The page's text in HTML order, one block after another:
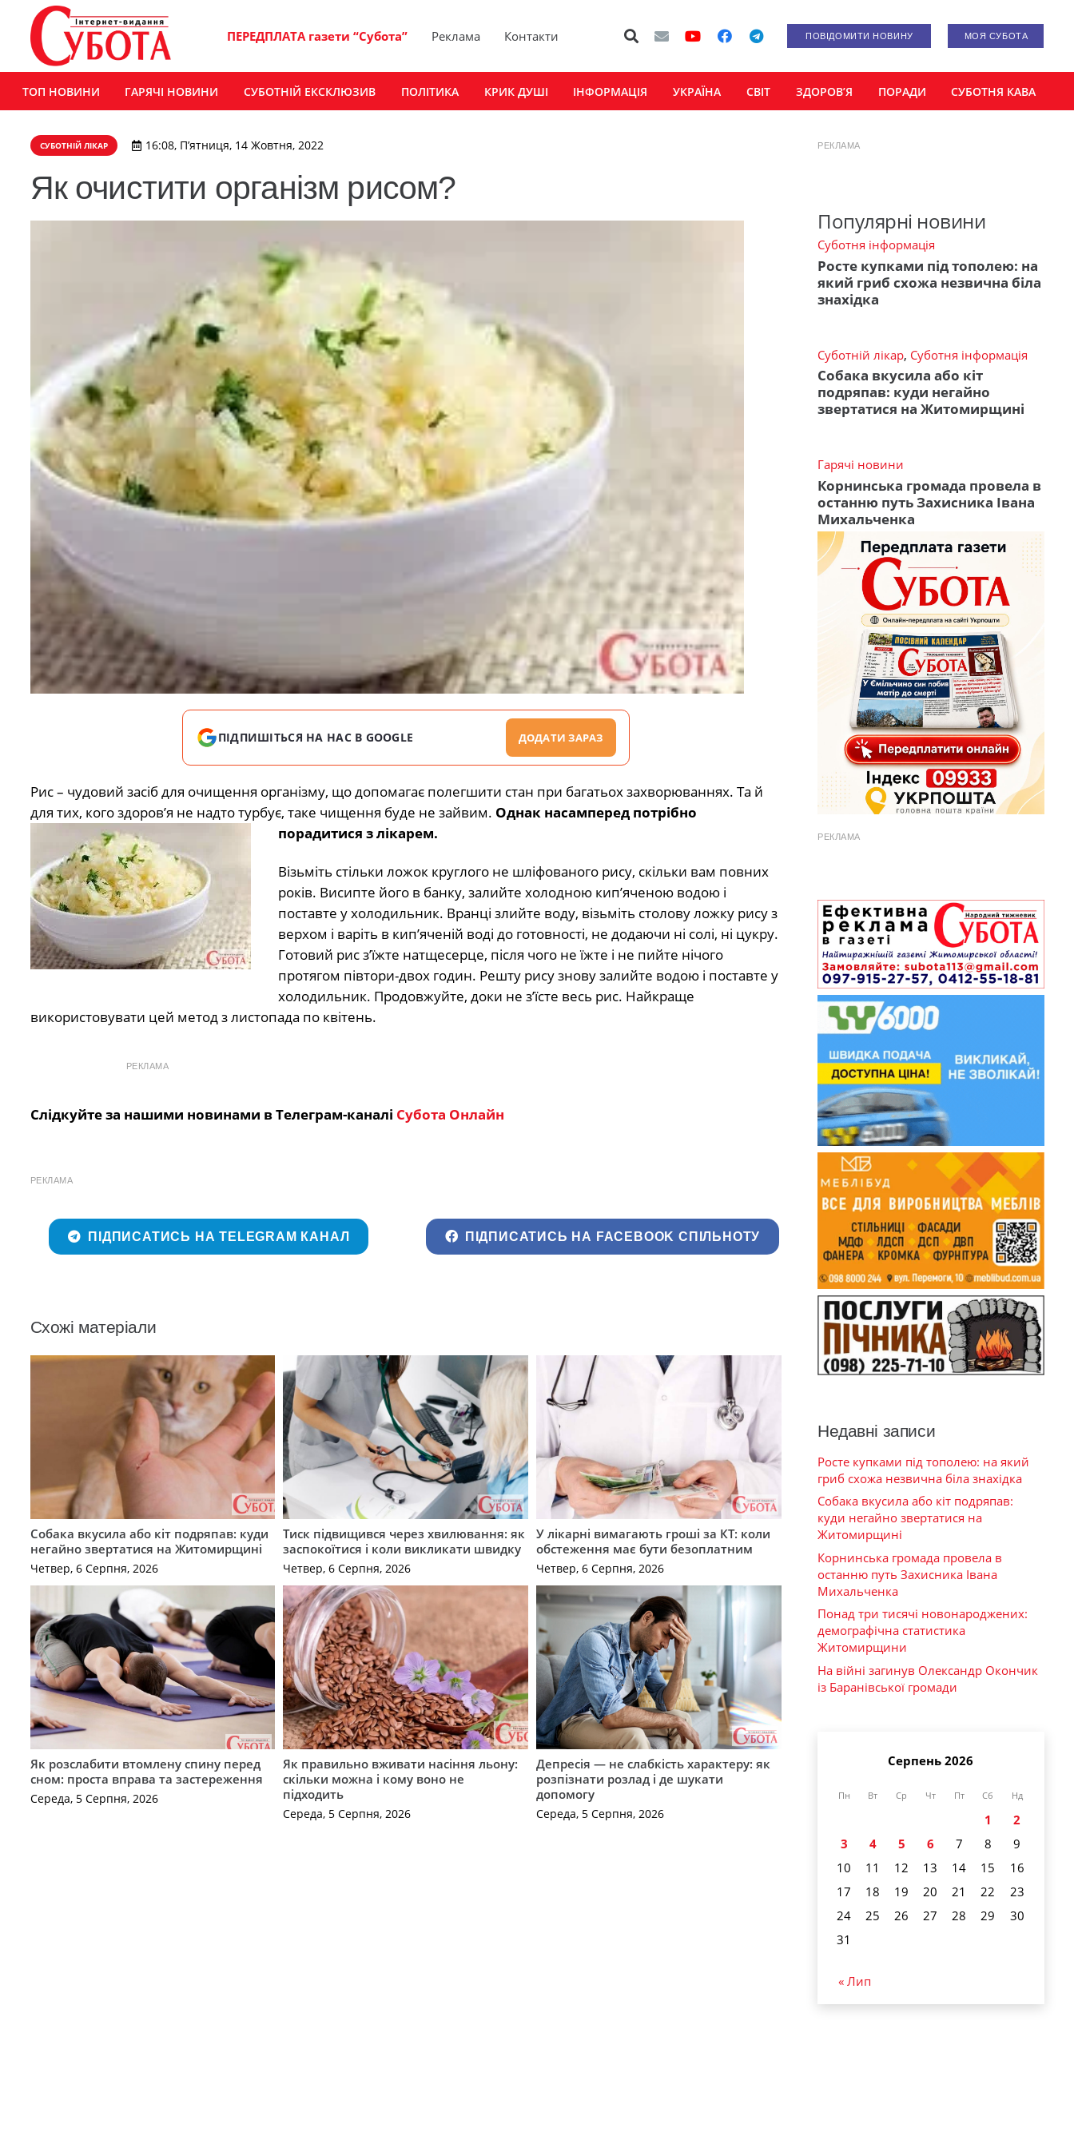
ПЕРЕДПЛАТА газети “Субота” Реклама Контакти ПОВІДОМИТИ НОВИНУ МОЯ СУБОТА
ТОП НОВИНИ ГАРЯЧІ НОВИНИ СУБОТНІЙ ЕКСКЛЮЗИВ ПОЛІТИКА КРИК ДУШІ ІНФОРМАЦІЯ УКРАЇНА СВІТ ЗДОРОВ’Я ПОРАДИ СУБОТНЯ КАВА
СУБОТНІЙ ЛІКАР 16:08, П’ятниця, 14 Жовтня, 2022
Як очистити організм рисом?
ПІДПИШІТЬСЯ НА НАС В GOOGLE ДОДАТИ ЗАРАЗ
Рис – чудовий засіб для очищення організму, що допомагає полегшити стан при багатьох захворюваннях. Та й
для тих, кого здоров’я не надто турбує, таке чищення буде не зайвим. Однак насамперед потрібно
порадитися з лікарем.
Візьміть стільки ложок круглого не шліфованого рису, скільки вам повних
років. Висипте його в банку, залийте холодною кип’яченою водою і
поставте у холодильник. Вранці злийте воду, візьміть столову ложку рису з
верхом і варіть в кип’яченій воді до готовності, не додаючи ні солі, ні цукру.
Готовий рис з’їжте натщесерце, після чого не їжте і не пийте нічого
протягом півтори-двох годин. Решту рису знову залийте водою і поставте у
холодильник. Продовжуйте, доки не з’їсте весь рис. Найкраще
використовувати цей метод з листопада по квітень.
РЕКЛАМА
Слідкуйте за нашими новинами в Телеграм-каналі Субота Онлайн
РЕКЛАМА
ПІДПИСАТИСЬ НА TELEGRAM КАНАЛ ПІДПИСАТИСЬ НА FACEBOOK СПІЛЬНОТУ
Схожі матеріали
Собака вкусила або кіт подряпав: куди
негайно звертатися на Житомирщині
Четвер, 6 Серпня, 2026
Тиск підвищився через хвилювання: як
заспокоїтися і коли викликати швидку
Четвер, 6 Серпня, 2026
У лікарні вимагають гроші за КТ: коли
обстеження має бути безоплатним
Четвер, 6 Серпня, 2026
Як розслабити втомлену спину перед
сном: проста вправа та застереження
Середа, 5 Серпня, 2026
Як правильно вживати насіння льону:
скільки можна і кому воно не
підходить
Середа, 5 Серпня, 2026
Депресія — не слабкість характеру: як
розпізнати розлад і де шукати
допомогу
Середа, 5 Серпня, 2026
РЕКЛАМА
Популярні новини
Суботня інформація
Росте купками під тополею: на
який гриб схожа незвична біла
знахідка
Суботній лікар, Суботня інформація
Собака вкусила або кіт
подряпав: куди негайно
звертатися на Житомирщині
Гарячі новини
Корнинська громада провела в
останню путь Захисника Івана
Михальченка
РЕКЛАМА
Недавні записи
Росте купками під тополею: на який
гриб схожа незвична біла знахідка
Собака вкусила або кіт подряпав:
куди негайно звертатися на
Житомирщині
Корнинська громада провела в
останню путь Захисника Івана
Михальченка
Понад три тисячі новонароджених:
демографічна статистика
Житомирщини
На війні загинув Олександр Окончик
із Баранівської громади
Серпень 2026
Пн Вт Ср Чт Пт Сб Нд
1
2
3
4 5 6 7 8
9
10
11 12 13 14 15
16
17
18 19 20 21 22
23
24
25 26 27 28 29
30
31
« Лип